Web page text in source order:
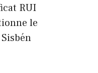
RUI
le